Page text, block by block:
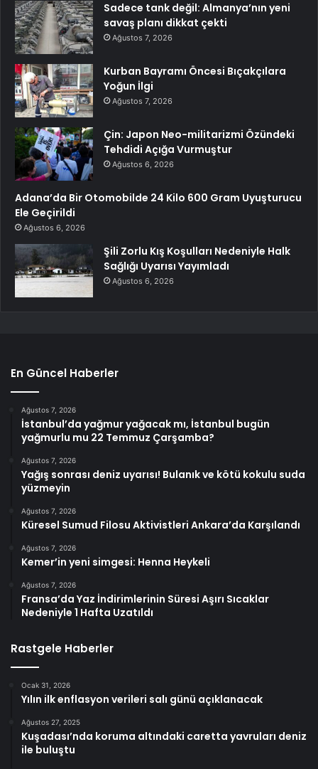
Sadece tank değil: Almanya’nın yeni
savaş planı dikkat çekti
Ağustos 7, 2026
Kurban Bayramı Öncesi Bıçakçılara
Yoğun İlgi
Ağustos 7, 2026
Çin: Japon Neo-militarizmi Özündeki
Tehdidi Açığa Vurmuştur
Ağustos 6, 2026
Adana’da Bir Otomobilde 24 Kilo 600 Gram Uyuşturucu
Ele Geçirildi
Ağustos 6, 2026
Şili Zorlu Kış Koşulları Nedeniyle Halk
Sağlığı Uyarısı Yayımladı
Ağustos 6, 2026
En Güncel Haberler
Ağustos 7, 2026
İstanbul’da yağmur yağacak mı, İstanbul bugün
yağmurlu mu 22 Temmuz Çarşamba?
Ağustos 7, 2026
Yağış sonrası deniz uyarısı! Bulanık ve kötü kokulu suda
yüzmeyin
Ağustos 7, 2026
Küresel Sumud Filosu Aktivistleri Ankara’da Karşılandı
Ağustos 7, 2026
Kemer’in yeni simgesi: Henna Heykeli
Ağustos 7, 2026
Fransa’da Yaz İndirimlerinin Süresi Aşırı Sıcaklar
Nedeniyle 1 Hafta Uzatıldı
Rastgele Haberler
Ocak 31, 2026
Yılın ilk enflasyon verileri salı günü açıklanacak
Ağustos 27, 2025
Kuşadası’nda koruma altındaki caretta yavruları deniz
ile buluştu